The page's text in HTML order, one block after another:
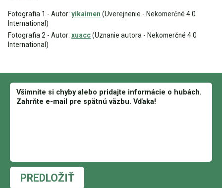
Fotografia 1 - Autor: yikaimen (Uverejnenie - Nekomerčné 4.0
International)
Fotografia 2 - Autor: xuacc(Uznanie autora - Nekomerčné 4.0
International)
PREDLOŽIŤ